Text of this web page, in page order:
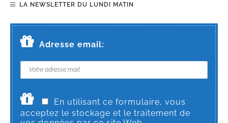
LA NEWSLETTER DU LUNDI MATIN
Adresse email:
En utilisant ce formulaire, vous
acceptez le stockage et le traitement de